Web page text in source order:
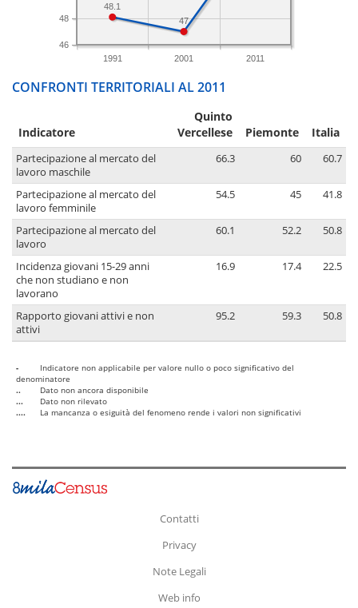
1991 2001 2011
46
48 47
48.1
CONFRONTI TERRITORIALI AL 2011
Indicatore
Quinto
Vercellese
Piemonte Italia
Partecipazione al mercato del
lavoro maschile
66.3 60 60.7
Partecipazione al mercato del
lavoro femminile
54.5 45 41.8
Partecipazione al mercato del
lavoro
60.1 52.2 50.8
Incidenza giovani 15-29 anni
che non studiano e non
lavorano
16.9 17.4 22.5
Rapporto giovani attivi e non
attivi
95.2 59.3 50.8
-
Indicatore non applicabile per valore nullo o poco significativo del
denominatore
..
Dato non ancora disponibile
...
Dato non rilevato
....
La mancanza o esiguità del fenomeno rende i valori non significativi
Contatti
Privacy
Note Legali
Web info